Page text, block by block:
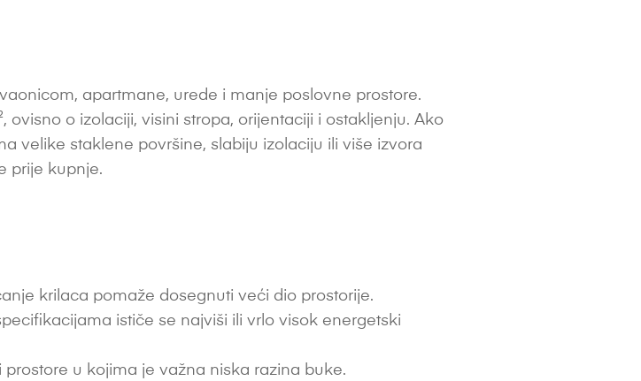
apartmane, urede i manje poslovne prostore.
ovisno o izolaciji, visini stropa, orijentaciji i ostakljenju. Ako
velike staklene površine, slabiju izolaciju ili više izvora
prije kupnje.
krilaca pomaže dosegnuti veći dio prostorije.
ističe se najviši ili vrlo visok energetski
u kojima je važna niska razina buke.